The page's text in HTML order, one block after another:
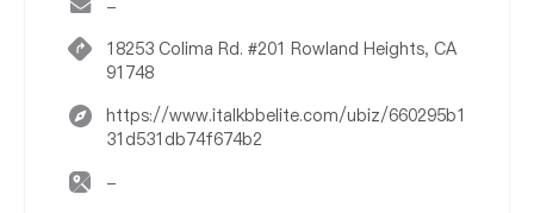
-
18253 Colima Rd. #201 Rowland Heights, CA
91748
https://www.italkbbelite.com/ubiz/660295b1
31d531db74f674b2
-